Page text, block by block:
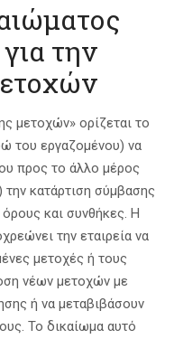
την
μετοχών» ορίζεται το
του εργαζομένου) να
προς το άλλο μέρος
κατάρτιση σύμβασης
και συνθήκες. Η
την εταιρεία να
μετοχές ή τους
νέων μετοχών με
ή να μεταβιβάσουν
Το δικαίωμα αυτό